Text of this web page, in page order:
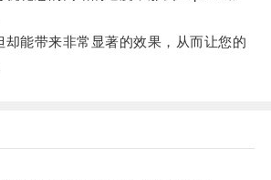
能带来非常显著的效果，从而让您的